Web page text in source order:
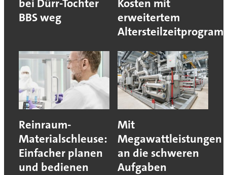
bei Dürr-Tochter
BBS weg
Kosten mit
erweitertem
Reinraum-
Materialschleuse:
Einfacher planen
und bedienen
Mit
Megawattleistungen
an die schweren
Aufgaben